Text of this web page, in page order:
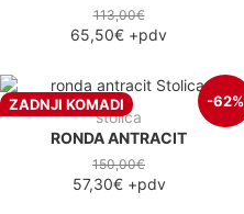
113,00€
65,50€ +pdv
ZADNJI KOMADI -62%
stolica
RONDA ANTRACIT
150,00€
57,30€+pdv